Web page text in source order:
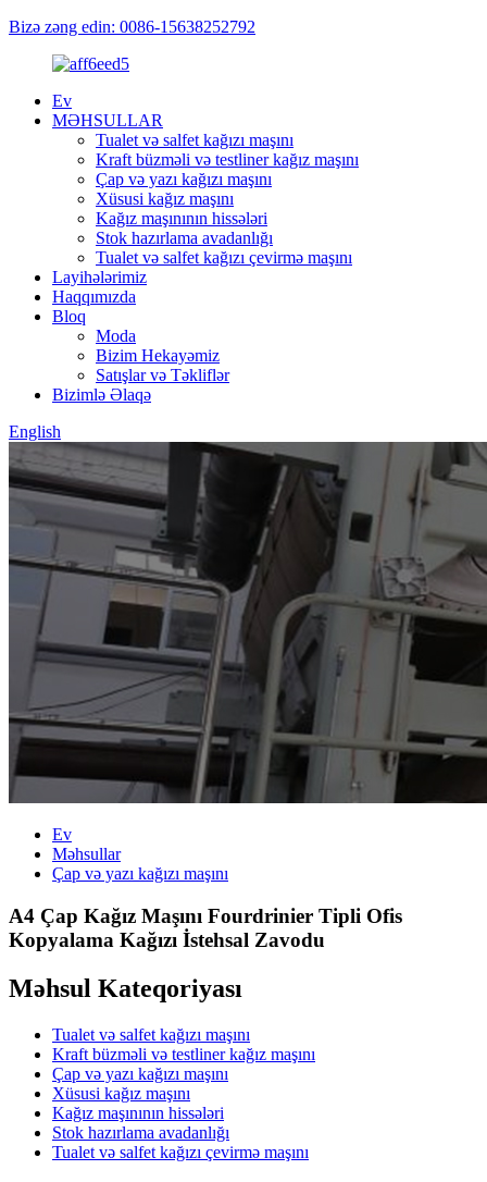
Bizə zəng edin: 0086-15638252792
Ev
MƏHSULLAR
Tualet və salfet kağızı maşını
Kraft büzməli və testliner kağız maşını
Çap və yazı kağızı maşını
Xüsusi kağız maşını
Kağız maşınının hissələri
Stok hazırlama avadanlığı
Tualet və salfet kağızı çevirmə maşını
Layihələrimiz
Haqqımızda
Bloq
Moda
Bizim Hekayəmiz
Satışlar və Təkliflər
Bizimlə Əlaqə
English
Ev
Məhsullar
Çap və yazı kağızı maşını
A4 Çap Kağız Maşını Fourdrinier Tipli Ofis
Kopyalama Kağızı İstehsal Zavodu
Məhsul Kateqoriyası
Tualet və salfet kağızı maşını
Kraft büzməli və testliner kağız maşını
Çap və yazı kağızı maşını
Xüsusi kağız maşını
Kağız maşınının hissələri
Stok hazırlama avadanlığı
Tualet və salfet kağızı çevirmə maşını